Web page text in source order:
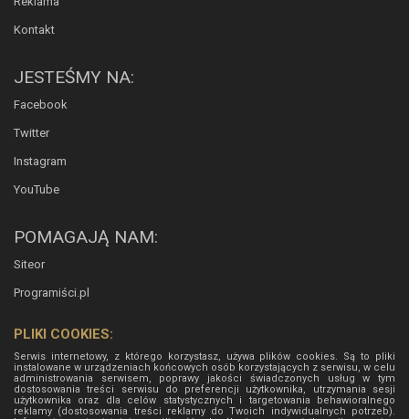
Kontakt
JESTEŚMY NA:
Facebook
Twitter
Instagram
YouTube
POMAGAJĄ NAM:
Siteor
Programiści.pl
PLIKI COOKIES:
Serwis internetowy, z którego korzystasz, używa plików cookies. Są to pliki
instalowane w urządzeniach końcowych osób korzystających z serwisu, w celu
administrowania serwisem, poprawy jakości świadczonych usług w tym
dostosowania treści serwisu do preferencji użytkownika, utrzymania sesji
użytkownika oraz dla celów statystycznych i targetowania behawioralnego
reklamy (dostosowania treści reklamy do Twoich indywidualnych potrzeb).